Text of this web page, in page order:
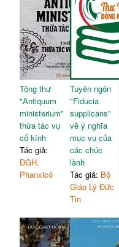
Tông thư
"Antiquum
ministerium"
thừa tác vụ
cổ kính
Tác giả:
ĐGH.
Phanxicô
Tuyên ngôn
"Fiducia
supplicans"
về ý nghĩa
mục vụ của
các chúc
lành
Tác giả: Bộ
Giáo Lý Đức
Tin